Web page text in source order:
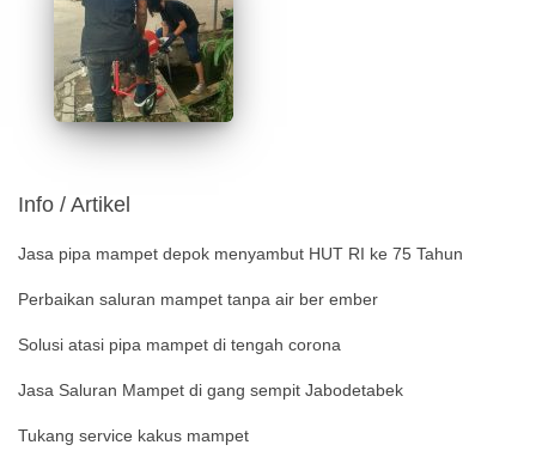
Info / Artikel
Jasa pipa mampet depok menyambut HUT RI ke 75 Tahun
Perbaikan saluran mampet tanpa air ber ember
Solusi atasi pipa mampet di tengah corona
Jasa Saluran Mampet di gang sempit Jabodetabek
Tukang service kakus mampet